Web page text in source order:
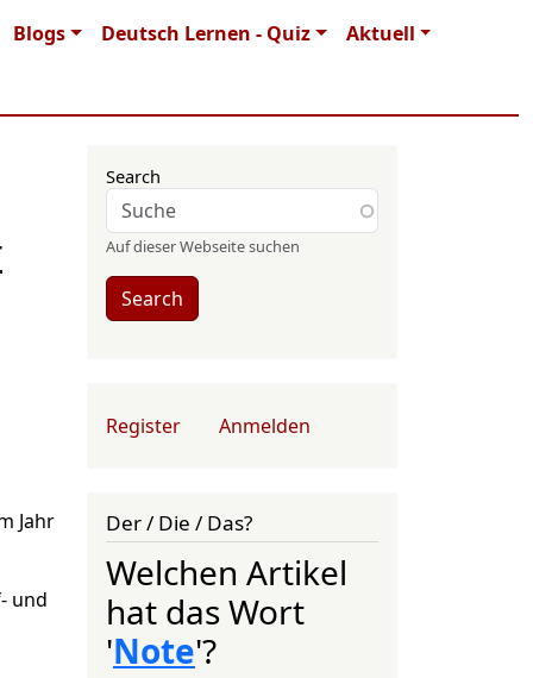
Blogs Deutsch Lernen - Quiz Aktuell
Jahr
und
Search
Auf dieser Webseite suchen
Search
User account menu
Register Anmelden
Der / Die / Das?
Welchen Artikel
hat das Wort
'Note'?